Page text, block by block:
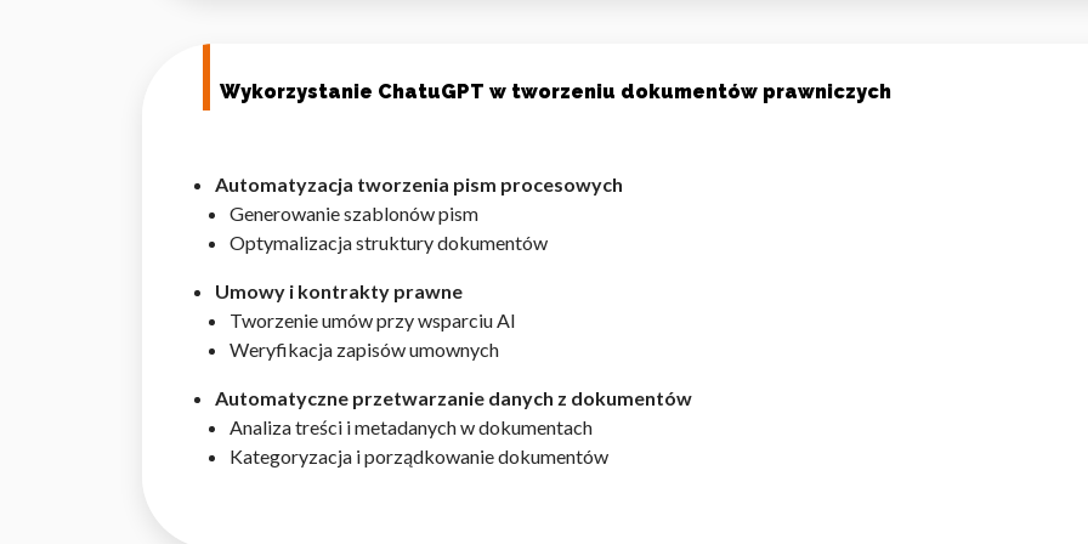
Wykorzystanie ChatuGPT w tworzeniu dokumentów prawniczych
Automatyzacja tworzenia pism procesowych
Generowanie szablonów pism
Optymalizacja struktury dokumentów
Umowy i kontrakty prawne
Tworzenie umów przy wsparciu AI
Weryfikacja zapisów umownych
Automatyczne przetwarzanie danych z dokumentów
Analiza treści i metadanych w dokumentach
Kategoryzacja i porządkowanie dokumentów
naszej witrynie. Informacje o tym, jak korzystasz z naszej witryny, udostępniamy partnerom
analitycznym. Partnerzy mogą połączyć te informacje z innymi danymi otrzymanymi od Ciebie lub
Niezbędne
Niezbędne pliki cookie mają kluczowe znaczenie dla podstawowych funkcji witryny i witryna nie będzie
sposób bez nich. Te pliki cookie nie przechowują żadnych danych umożliwiających identyfikację osoby.
Preferencje